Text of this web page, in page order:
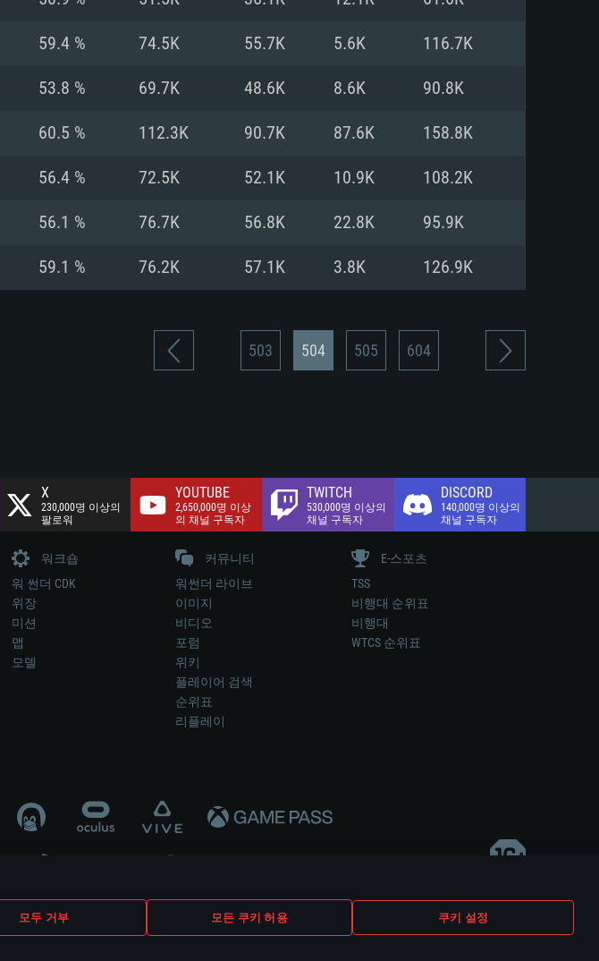
모두 거부 모든 쿠키 허용 쿠키 설정
그래픽 카드: DirectX 11 이상을 지원하는 Nvidia
네트워크: 브로드밴드 인터넷
여유 저장 공간: 62.2 GB (전체 클라이언트)
그래픽 카드: Vulkan 을 지원하고, 최신 그래픽 드라
와 동급의 성능을 가지며 최신 그래픽 드라이버를
지원하는 AMD RX 570 (6개월 미만; 최소사양 지원
59.4 % 74.5K 55.7K 5.6K 116.7K
53.8 % 69.7K 48.6K 8.6K 90.8K
60.5 % 112.3K 90.7K 87.6K 158.8K
56.4 % 72.5K 52.1K 10.9K 108.2K
56.1 % 76.7K 56.8K 22.8K 95.9K
59.1 % 76.2K 57.1K 3.8K 126.9K
503 504 505 604
X
230,000명 이상의
팔로워
YOUTUBE
2,650,000명 이상
의 채널 구독자
TWITCH
530,000명 이상의
채널 구독자
DISCORD
140,000명 이상의
채널 구독자
워크숍
워 썬더 CDK
위장
미션
맵
모델
커뮤니티
워썬더 라이브
이미지
비디오
포럼
위키
플레이어 검색
순위표
리플레이
E-스포츠
TSS
비행대 순위표
비행대
WTCS 순위표
후원 또는 홍보에 참여하지 않습니다..